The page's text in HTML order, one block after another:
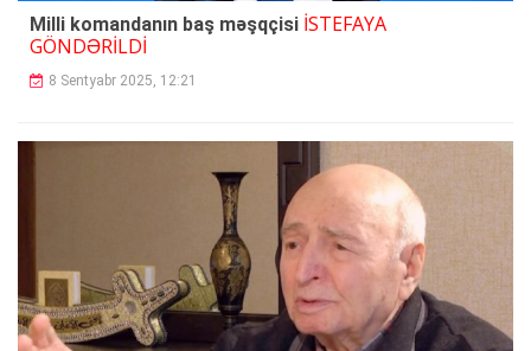
Milli komandanın baş məşqçisi İSTEFAYA
GÖNDƏRİLDİ
8 Sentyabr 2025, 12:21